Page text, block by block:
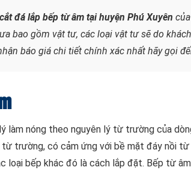
đá lắp bếp từ âm tại huyện Phú Xuyên
bao gồm vật tư, các loại vật tư sẽ do
báo giá chi tiết chính xác nhất hãy gọi
làm nóng theo nguyên lý từ trường của
trường, có cảm ứng với bề mặt đáy nồi
loại bếp khác đó là cách lắp đặt. Bếp từ